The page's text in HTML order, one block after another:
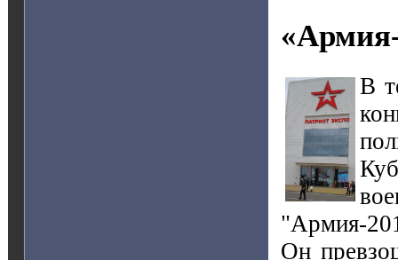
В
"Армия-
Он